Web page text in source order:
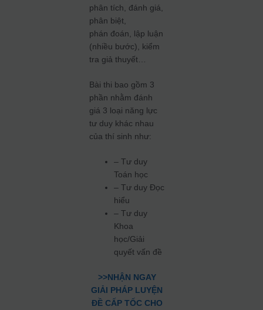
phân tích, đánh giá,
phân biệt,
phán đoán, lập luận
(nhiều bước), kiểm
tra giả thuyết…
Bài thi bao gồm 3
phần nhằm đánh
giá 3 loại năng lực
tư duy khác nhau
của thí sinh như:
– Tư duy
Toán học
– Tư duy Đọc
hiểu
– Tư duy
Khoa
học/Giải
quyết vấn đề
>>NHẬN NGAY
GIẢI PHÁP LUYỆN
ĐỀ CẤP TỐC CHO